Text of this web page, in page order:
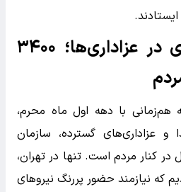
آماده‌باش سراسری در عزاداری‌ها؛ ۳۴۰۰
هم‌زمانی با دهه اول ماه محرم،
و عزاداری‌های گسترده، سازمان
در کنار مردم است. تنها در تهران،
که نیازمند حضور پررنگ نیرو‌های